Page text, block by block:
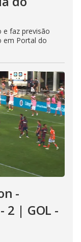
e faz previsão
em Portal do
-
2 | GOL -